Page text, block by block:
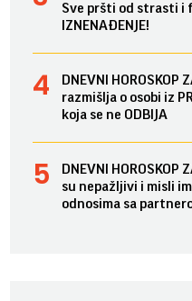
Sve pršti od strasti i
IZNENAĐENJE!
DNEVNI HOROSKOP
razmišlja o osobi iz
koja se ne ODBIJA
DNEVNI HOROSKOP
su nepažljivi i misli
odnosima sa